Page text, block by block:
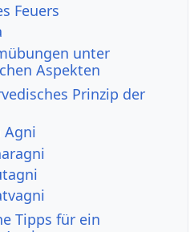
Feuers
unter
Aspekten
Prinzip der
Agni
Tipps für ein